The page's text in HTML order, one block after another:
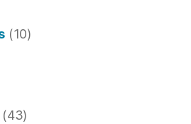
(10)
(43)